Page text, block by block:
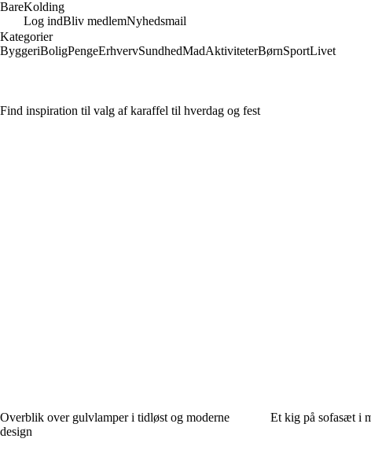
BareKolding
Log indBliv medlemNyhedsmail
Kategorier
ByggeriBoligPengeErhvervSundhedMadAktiviteterBørnSportLivet
Find inspiration til valg af karaffel til hverdag og fest
Overblik over gulvlamper i tidløst og moderne
design
Et kig på sofasæt i